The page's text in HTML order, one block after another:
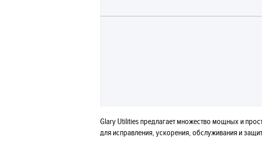
Glary Utilities предлагает множество мощных и
для исправления, ускорения, обслуживания и